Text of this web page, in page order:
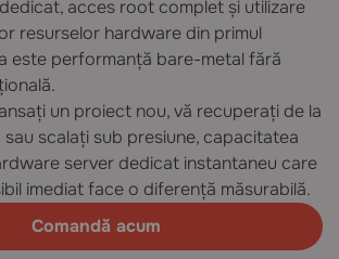
acces root complet și utilizare
resurselor hardware din primul
este performanță bare-metal fără
un proiect nou, vă recuperați de la
scalați sub presiune, capacitatea
server dedicat instantaneu care
imediat face o diferență măsurabilă.
Comandă acum